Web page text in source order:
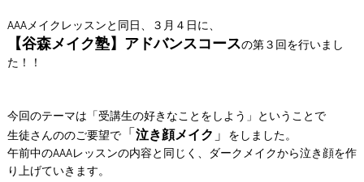
NEWS
PRODUCT
NAIL & EYELASH
COUPON
RECRUIT
COMPANY
AAAメイクレッスンと同日、３月４日に、
【谷森メイク塾】アドバンスコースの第３回を行いまし
た！！
今回のテーマは「受講生の好きなことをしよう」ということで
生徒さんののご要望で「泣き顔メイク 」 をしました。
午前中のAAAレッスンの内容と同じく、ダークメイクから泣き顔を作
り上げていきます。